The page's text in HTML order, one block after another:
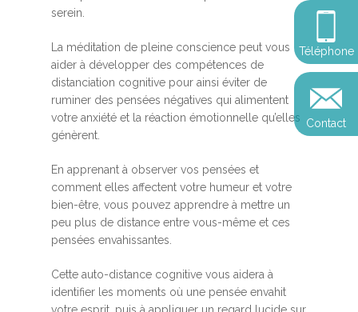
serein.
La méditation de pleine conscience peut vous
aider à développer des compétences de
distanciation cognitive pour ainsi éviter de
ruminer des pensées négatives qui alimentent
votre anxiété et la réaction émotionnelle qu’elles
génèrent.
En apprenant à observer vos pensées et
comment elles affectent votre humeur et votre
bien-être, vous pouvez apprendre à mettre un
peu plus de distance entre vous-même et ces
pensées envahissantes.
Cette auto-distance cognitive vous aidera à
identifier les moments où une pensée envahit
Téléphone
Contact
Devenir praticien en
de pleine conscience
Révelez votre
Conférences
personnel
Révelez votre
votre impact
Reconversion et
professionnelle
Explorer
et découvrir
Blog
Témoignages
Podcast
Podcast